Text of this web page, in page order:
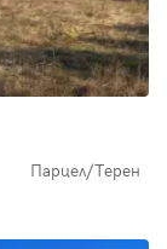
Парцел/Терен